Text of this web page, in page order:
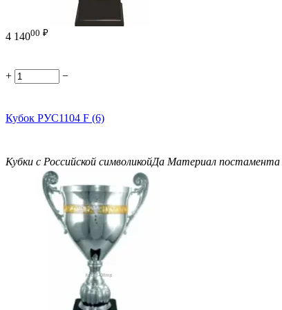
4 14000 ₽
+ −
Кубок РУС1104 F (6)
Кубки с Российской символикойДа Материал постамента